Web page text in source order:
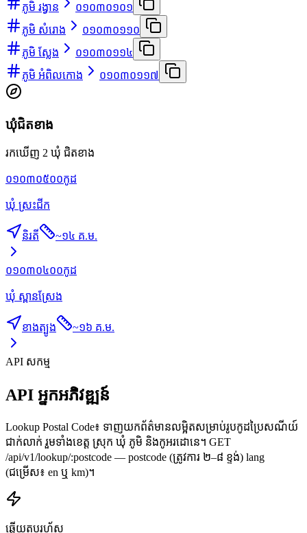
ភូមិ រង្វាន
០១០៣០១០១
ភូមិ សំរោង
០១០៣០១១០
ភូមិ ស្លែង
០១០៣០១១៤
ភូមិ អំពិលកោង
០១០៣០១១៧
ឃុំជិតខាង
រកឃើញ 2 ឃុំ ជិតខាង
០១០៣០៥០០កូដ
ឃុំ ស្រះជីក
និរតី ~១៤ គ.ម.
០១០៣០៤០០កូដ
ឃុំ ស្ពានស្រែង
ខាងត្បូង ~១៦ គ.ម.
API សកម្ម
API អ្នកអភិវឌ្ឍន៍
Lookup Postal Code៖ ទាញយកព័ត៌មានលម្អិតសម្រាប់រូបកូដប្រៃសណីយ៍
ជាក់លាក់ រួមទាំងខេត្ត ស្រុក ឃុំ ភូមិ និងកូអរដោនេ។ GET
/api/v1/lookup/:postcode — postcode (ត្រូវការ ២–៨ ខ្ទង់) lang
(ជម្រើស៖ en ឬ km)។
ឆ្លើយតបរហ័ស